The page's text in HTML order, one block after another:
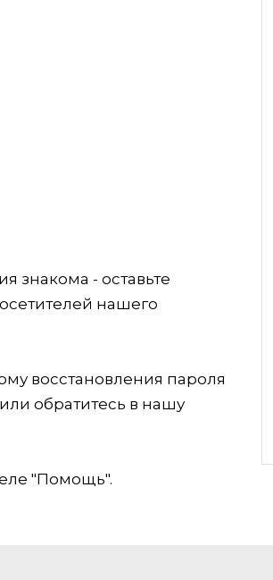
знакома - оставьте
нашего
восстановления пароля
обратитесь в нашу
"Помощь".